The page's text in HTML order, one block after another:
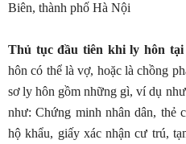
Biên, thành phố Hà Nội
Thủ tục đầu tiên khi ly hôn tại
hôn có thể là vợ, hoặc là chồng
sơ ly hôn gồm những gì, ví dụ
như: Chứng minh nhân dân, thẻ
hộ khẩu, giấy xác nhận cư trú,